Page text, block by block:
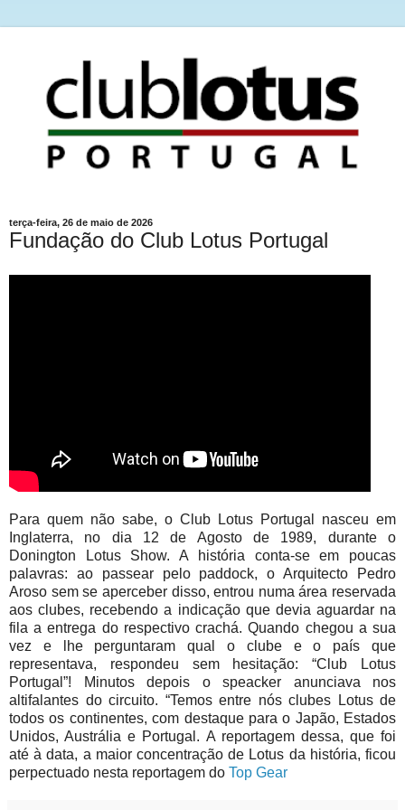
terça-feira, 26 de maio de 2026
Fundação do Club Lotus Portugal
Para quem não sabe, o Club Lotus Portugal nasceu em
Inglaterra, no dia 12 de Agosto de 1989, durante o
Donington Lotus Show. A história conta-se em poucas
palavras: ao passear pelo paddock, o Arquitecto Pedro
Aroso sem se aperceber disso, entrou numa área reservada
aos clubes, recebendo a indicação que devia aguardar na
fila a entrega do respectivo crachá. Quando chegou a sua
vez e lhe perguntaram qual o clube e o país que
representava, respondeu sem hesitação: “Club Lotus
Portugal”! Minutos depois o speacker anunciava nos
altifalantes do circuito. “Temos entre nós clubes Lotus de
todos os continentes, com destaque para o Japão, Estados
Unidos, Austrália e Portugal. A reportagem dessa, que foi
até à data, a maior concentração de Lotus da história, ficou
perpectuado nesta reportagem do Top Gear